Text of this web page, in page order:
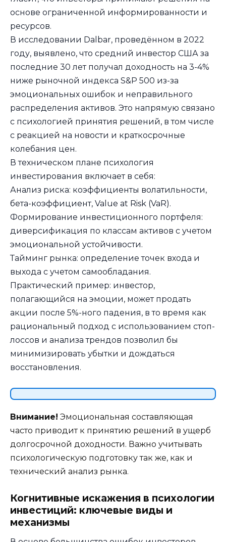
основе ограниченной информированности и
ресурсов.
В исследовании Dalbar, проведённом в 2022
году, выявлено, что средний инвестор США за
последние 30 лет получал доходность на 3-4%
ниже рыночной индекса S&P 500 из-за
эмоциональных ошибок и неправильного
распределения активов. Это напрямую связано
с психологией принятия решений, в том числе
с реакцией на новости и краткосрочные
колебания цен.
В техническом плане психология
инвестирования включает в себя:
Анализ риска: коэффициенты волатильности,
бета-коэффициент, Value at Risk (VaR).
Формирование инвестиционного портфеля:
диверсификация по классам активов с учетом
эмоциональной устойчивости.
Тайминг рынка: определение точек входа и
выхода с учетом самообладания.
Практический пример: инвестор,
полагающийся на эмоции, может продать
акции после 5%-ного падения, в то время как
рациональный подход с использованием стоп-
лоссов и анализа трендов позволил бы
минимизировать убытки и дождаться
восстановления.
Внимание! Эмоциональная составляющая
часто приводит к принятию решений в ущерб
долгосрочной доходности. Важно учитывать
психологическую подготовку так же, как и
технический анализ рынка.
Когнитивные искажения в психологии
инвестиций: ключевые виды и
механизмы